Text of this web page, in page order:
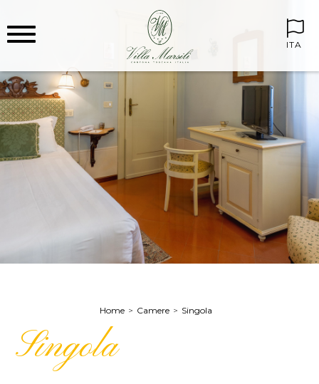
ITA
Home Camere Singola
Singola